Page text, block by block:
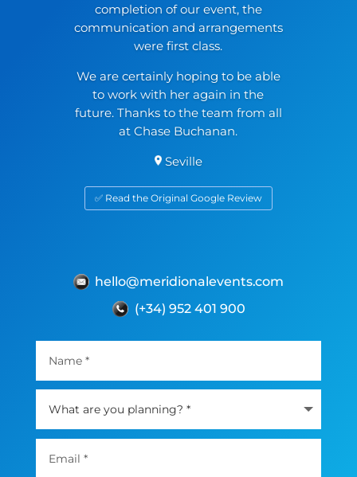
completion of our event, the
communication and arrangements
were first class.
We are certainly hoping to be able
to work with her again in the
future. Thanks to the team from all
at Chase Buchanan.
Seville
✅ Read the Original Google Review